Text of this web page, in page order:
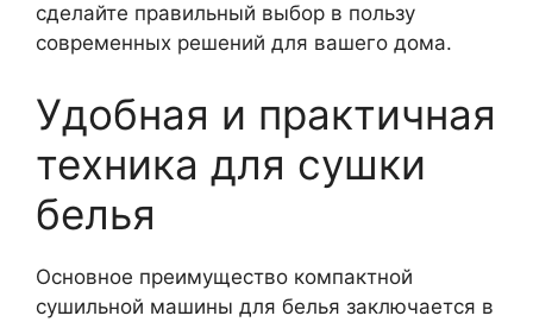
сделайте правильный выбор в пользу
современных решений для вашего дома.
Удобная и практичная
техника для сушки
белья
Основное преимущество компактной
сушильной машины для белья заключается в